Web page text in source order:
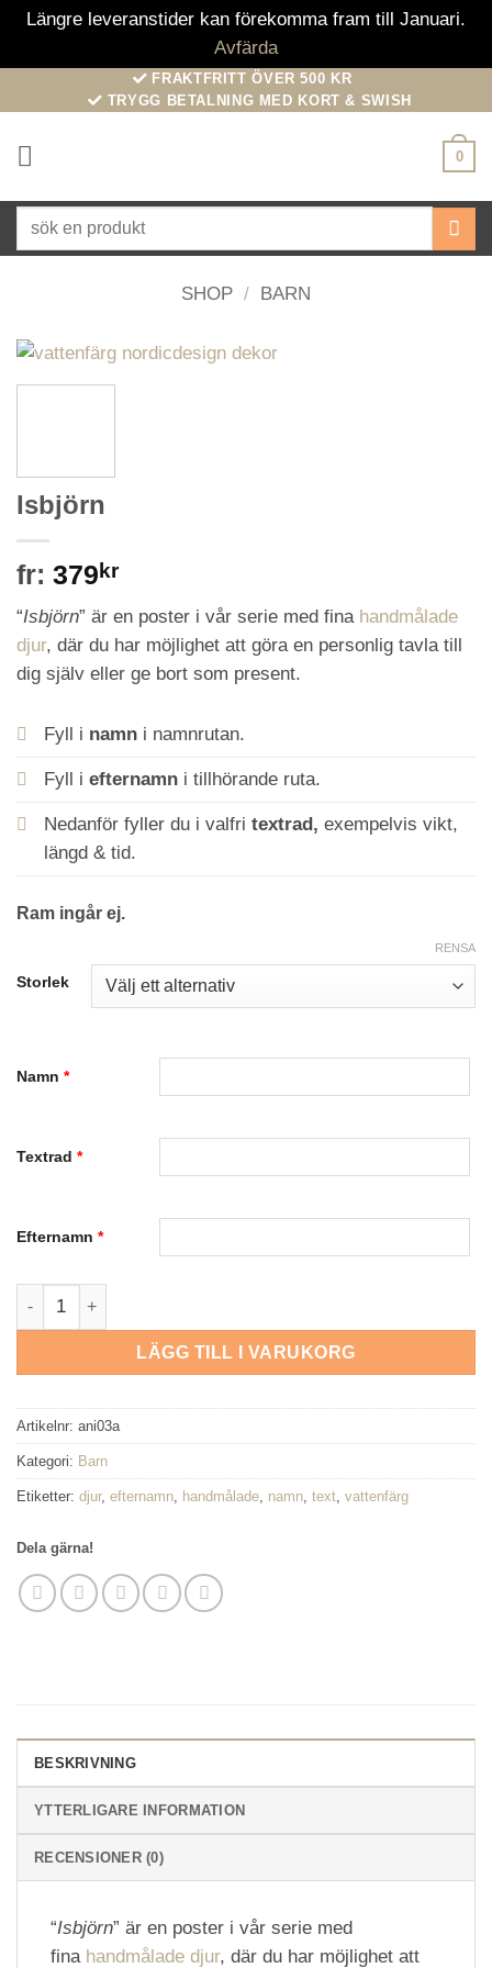
Längre leveranstider kan förekomma fram till Januari.
Avfärda
to
FRAKTFRITT ÖVER 500 KR
TRYGG BETALNING MED KORT & SWISH
0
Sök
SHOP / BARN
Isbjörn
fr: 379 kr
“Isbjörn” är en poster i vår serie med fina handmålade
djur, där du har möjlighet att göra en personlig tavla till
dig själv eller ge bort som present.
Fyll i namn i namnrutan.
Fyll i efternamn i tillhörande ruta.
Nedanför fyller du i valfri textrad, exempelvis vikt,
längd & tid.
Ram ingår ej.
Storlek
RENSA
Namn *
Textrad *
Efternamn *
Isbjörn mängd
LÄGG TILL I VARUKORG
Artikelnr: ani03a
Kategori: Barn
Etiketter: djur, efternamn handmålade namn text vattenfärg
Dela gärna!
BESKRIVNING
YTTERLIGARE INFORMATION
RECENSIONER (0)
“Isbjörn” är en poster i vår serie med
fina handmålade djur, där du har möjlighet att